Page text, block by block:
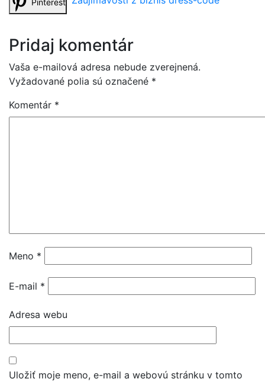
Pinterest
Pridaj komentár
Vaša e-mailová adresa nebude zverejnená.
Vyžadované polia sú označené *
Komentár *
Meno *
E-mail *
Adresa webu
Uložiť moje meno, e-mail a webovú stránku v tomto